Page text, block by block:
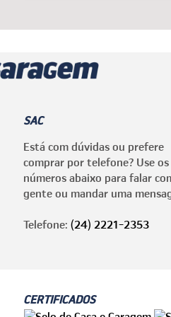
SAC
Está com dúvidas ou prefere
comprar por telefone? Use os
números abaixo para falar
gente ou mandar uma
Telefone: (24) 2221-2353
CERTIFICADOS